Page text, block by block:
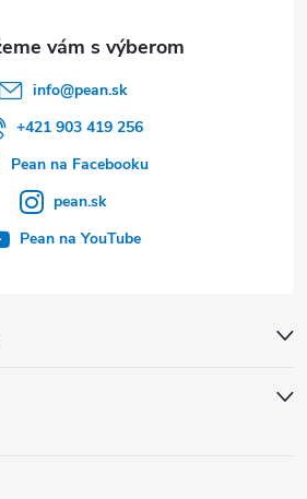
info@pean.sk
+421 903 419 256
Pean na Facebooku
pean.sk
Pean na YouTube